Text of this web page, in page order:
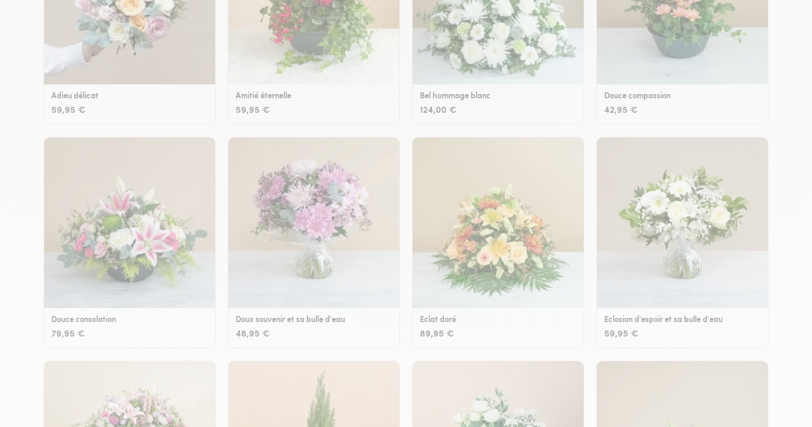
Adieu délicat
59,95 €
Amitié éternelle
59,95 €
Bel hommage blanc
124,00 €
Douce compassion
42,95 €
Douce consolation
79,95 €
Doux souvenir et sa bulle d'eau
48,95 €
Eclat doré
89,95 €
Eclosion d'espoir et sa bulle d'eau
59,95 €